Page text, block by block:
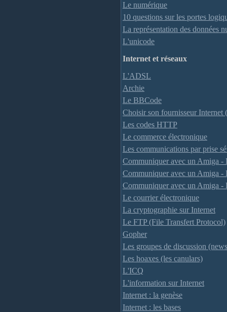
Le numérique
10 questions sur les portes
La représentation des données
L'unicode
Internet et réseaux
L'ADSL
Archie
Le BBCode
Choisir son fournisseur Internet
Les codes HTTP
Le commerce électronique
Les communications par prise
Communiquer avec un Amiga -
Communiquer avec un Amiga -
Communiquer avec un Amiga -
Le courrier électronique
La cryptographie sur Internet
Le FTP (File Transfert Protocol)
Gopher
Les groupes de discussion
Les hoaxes (les canulars)
L'ICQ
L'information sur Internet
Internet : la genèse
Internet : les bases